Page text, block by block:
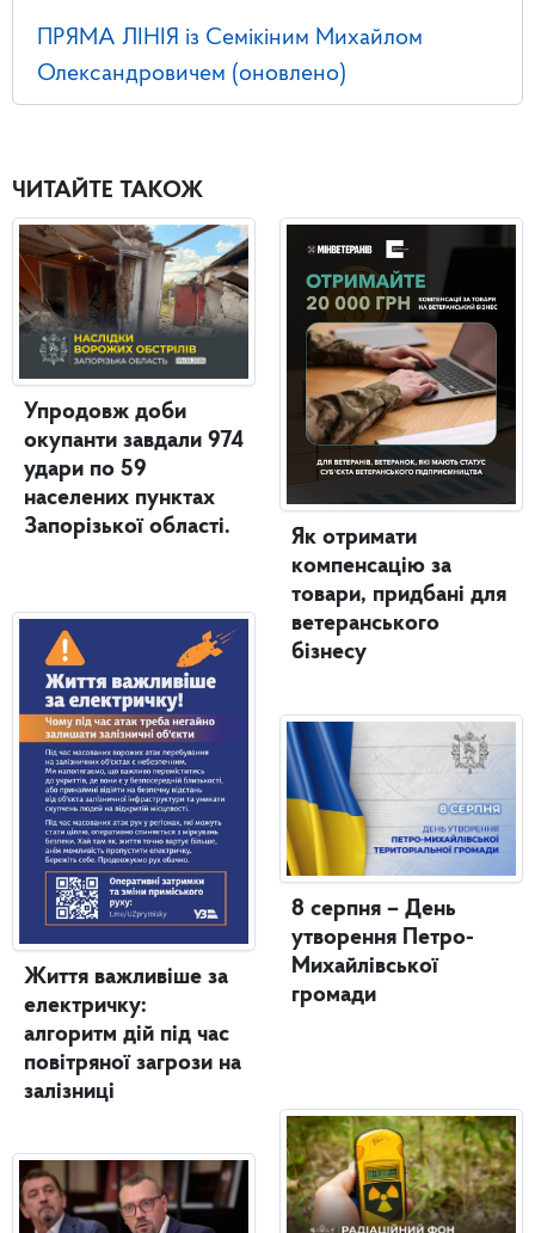
ПРЯМА ЛІНІЯ із Семікіним Михайлом
Олександровичем (оновлено)
ЧИТАЙТЕ ТАКОЖ
Упродовж доби
окупанти завдали 974
удари по 59
населених пунктах
Запорізької області.
Життя важливіше за
електричку:
алгоритм дій під час
повітряної загрози на
залізниці
Як отримати
компенсацію за
товари, придбані для
ветеранського
бізнесу
8 серпня – День
утворення Петро-
Михайлівської
громади